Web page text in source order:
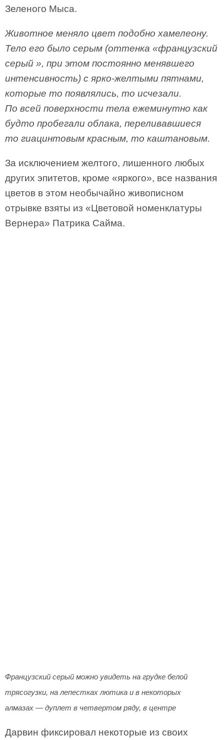
Зеленого Мыса.
Животное меняло цвет подобно хамелеону.
Тело его было серым (оттенка «французский
серый », при этом постоянно менявшего
интенсивность) с ярко-желтыми пятнами,
которые то появлялись, то исчезали.
По всей поверхности тела ежеминутно как
будто пробегали облака, переливавшиеся
то гиацинтовым красным, то каштановым.
За исключением желтого, лишенного любых
других эпитетов, кроме «яркого», все названия
цветов в этом необычайно живописном
отрывке взяты из «Цветовой номенклатуры
Вернера» Патрика Сайма.
Французский серый можно увидеть на грудке белой
трясогузки, на лепестках лютика и в некоторых
алмазах — дуплет в четвертом ряду, в центре
Дарвин фиксировал некоторые из своих